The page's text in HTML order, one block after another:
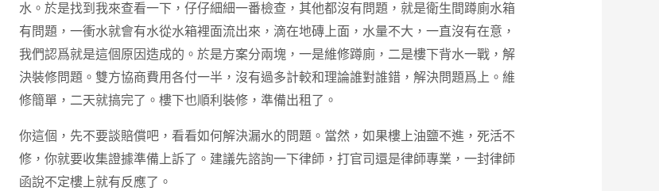
水。於是找到我來查看一下，仔仔細細一番檢查，其他都沒有問題，就是衛生間蹲廁水箱
有問題，一衝水就會有水從水箱裡面流出來，滴在地磚上面，水量不大，一直沒有在意，
我們認爲就是這個原因造成的。於是方案分兩塊，一是維修蹲廁，二是樓下背水一戰，解
決裝修問題。雙方協商費用各付一半，沒有過多計較和理論誰對誰錯，解決問題爲上。維
修簡單，二天就搞完了。樓下也順利裝修，準備出租了。
你這個，先不要談賠償吧，看看如何解決漏水的問題。當然，如果樓上油鹽不進，死活不
修，你就要收集證據準備上訴了。建議先諮詢一下律師，打官司還是律師專業，一封律師
函說不定樓上就有反應了。